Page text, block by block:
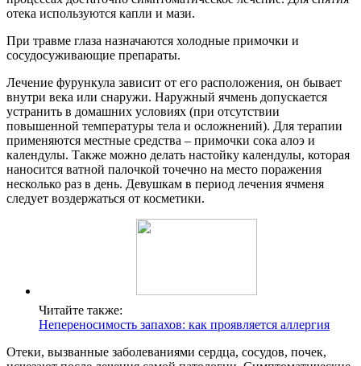
отека используются капли и мази.
При травме глаза назначаются холодные примочки и
сосудосуживающие препараты.
Лечение фурункула зависит от его расположения, он бывает
внутри века или снаружи. Наружный ячмень допускается
устранить в домашних условиях (при отсутствии
повышенной температуры тела и осложнений). Для терапии
применяются местные средства – примочки сока алоэ и
календулы. Также можно делать настойку календулы, которая
наносится ватной палочкой точечно на место поражения
несколько раз в день. Девушкам в период лечения ячменя
следует воздержаться от косметики.
Читайте также:
Непереносимость запахов: как проявляется аллергия
Отеки, вызванные заболеваниями сердца, сосудов, почек,